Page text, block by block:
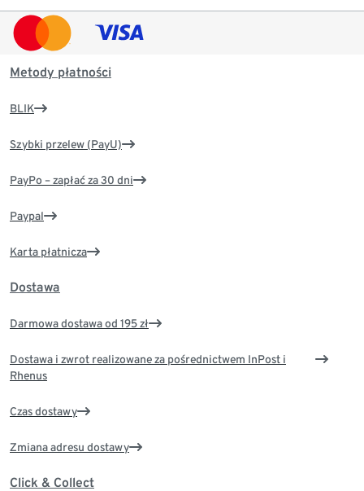
Metody płatności
BLIK
Szybki przelew (PayU)
PayPo – zapłać za 30 dni
Paypal
Karta płatnicza
Dostawa
Darmowa dostawa od 195 zł
Dostawa i zwrot realizowane za pośrednictwem InPost i
Rhenus
Czas dostawy
Zmiana adresu dostawy
Click & Collect